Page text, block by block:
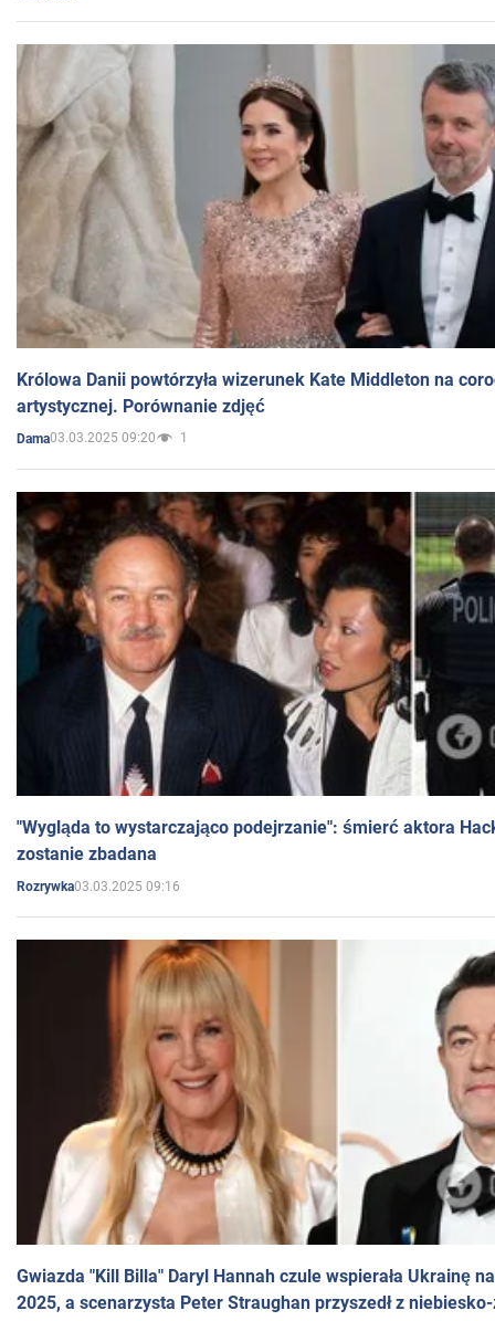
Królowa Danii powtórzyła wizerunek Kate Middleton na
artystycznej. Porównanie zdjęć
Dama03.03.2025 09:20 1
"Wygląda to wystarczająco podejrzanie": śmierć aktora
zostanie zbadana
Rozrywka03.03.2025 09:16
Gwiazda "Kill Billa" Daryl Hannah czule wspierała Ukrainę
2025, a scenarzysta Peter Straughan przyszedł z